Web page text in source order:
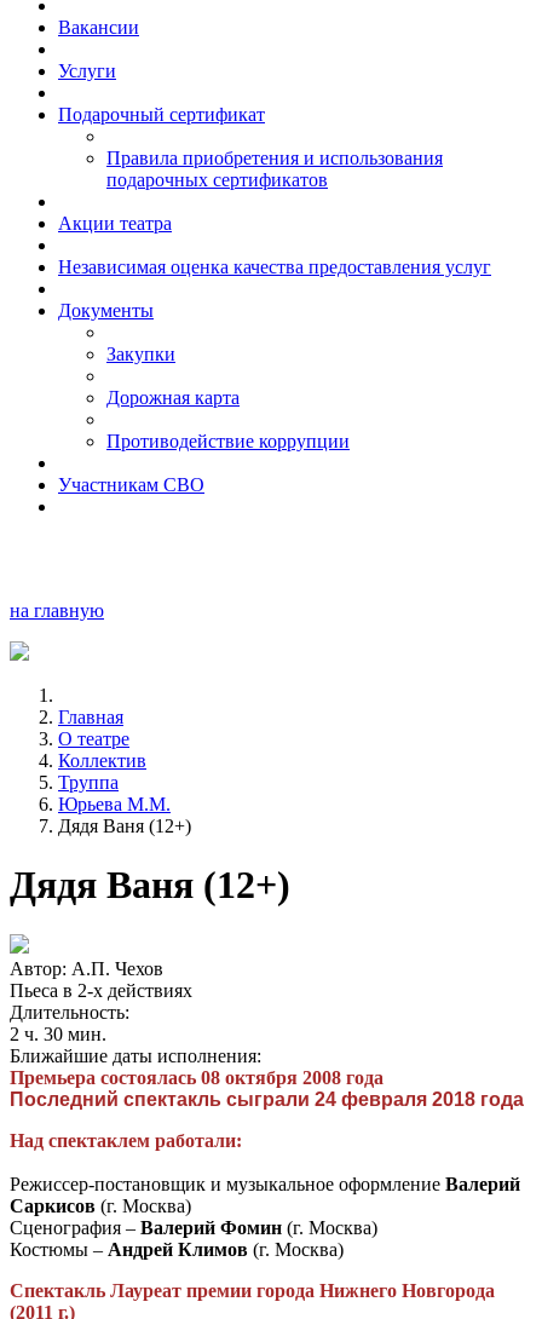
Вакансии
Услуги
Подарочный сертификат
Правила приобретения и использования
подарочных сертификатов
Акции театра
Независимая оценка качества предоставления услуг
Документы
Закупки
Дорожная карта
Противодействие коррупции
Участникам СВО
на главную
Главная
О театре
Коллектив
Труппа
Юрьева М.М.
Дядя Ваня (12+)
Дядя Ваня (12+)
Автор: А.П. Чехов
Пьеса в 2-х действиях
Длительность:
2 ч. 30 мин.
Ближайшие даты исполнения:
Премьера состоялась 08 октября 2008 года
Последний спектакль сыграли 24 февраля 2018 года
Над спектаклем работали:
Режиссер-постановщик и музыкальное оформление Валерий
Саркисов (г. Москва)
Сценография – Валерий Фомин (г. Москва)
Костюмы – Андрей Климов (г. Москва)
Спектакль Лауреат премии города Нижнего Новгорода
(2011 г.)